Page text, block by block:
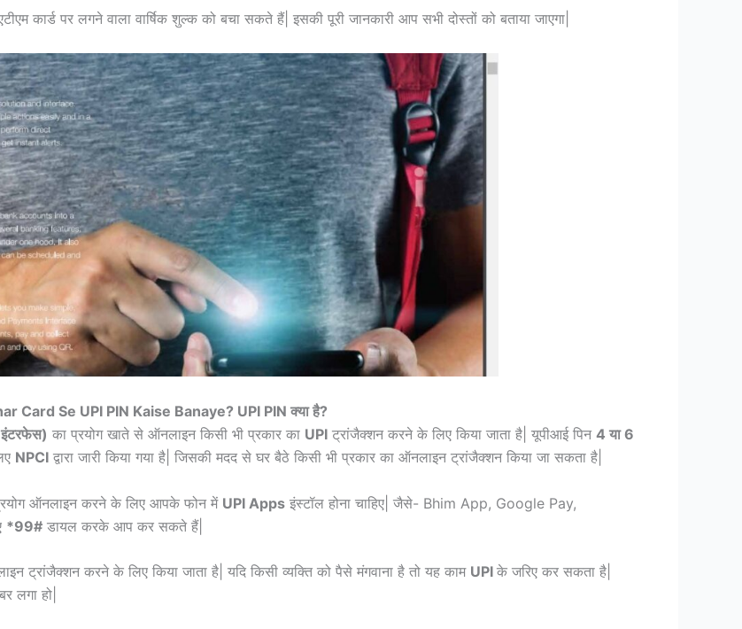
कार्ड पर लगने वाला वार्षिक शुल्क को बचा सकते हैं| इसकी पूरी जानकारी आप सभी दोस्तों को बताया जाएगा|
Card Se UPI PIN Kaise Banaye? UPI PIN क्या है?
इंटरफेस) का प्रयोग खाते से ऑनलाइन किसी भी प्रकार का UPI ट्रांजैक्शन करने के लिए किया जाता है| यूपीआई पिन 4 या 6
NPCI द्वारा जारी किया गया है| जिसकी मदद से घर बैठे किसी भी प्रकार का ऑनलाइन ट्रांजैक्शन किया जा सकता है|
ऑनलाइन करने के लिए आपके फोन में UPI Apps इंस्टॉल होना चाहिए| जैसे- Bhim App, Google Pay,
*99# डायल करके आप कर सकते हैं|
ट्रांजैक्शन करने के लिए किया जाता है| यदि किसी व्यक्ति को पैसे मंगवाना है तो यह काम UPI के जरिए कर सकता है|
लगा हो|